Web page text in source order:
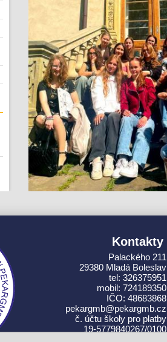
Kontakty
Palackého 211
29380 Mladá Boleslav
tel: 326375951
mobil: 724189350
IČO: 48683868
pekargmb@pekargmb.cz
č. účtu školy pro platby
19-5779840267/0100